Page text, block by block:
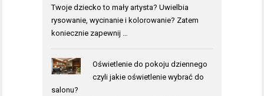
Twoje dziecko to mały artysta? Uwielbia
rysowanie, wycinanie i kolorowanie? Zatem
koniecznie zapewnij …
Oświetlenie do pokoju dziennego
czyli jakie oświetlenie wybrać do
salonu?